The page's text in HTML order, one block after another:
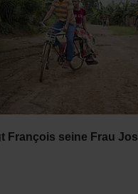
François seine Frau